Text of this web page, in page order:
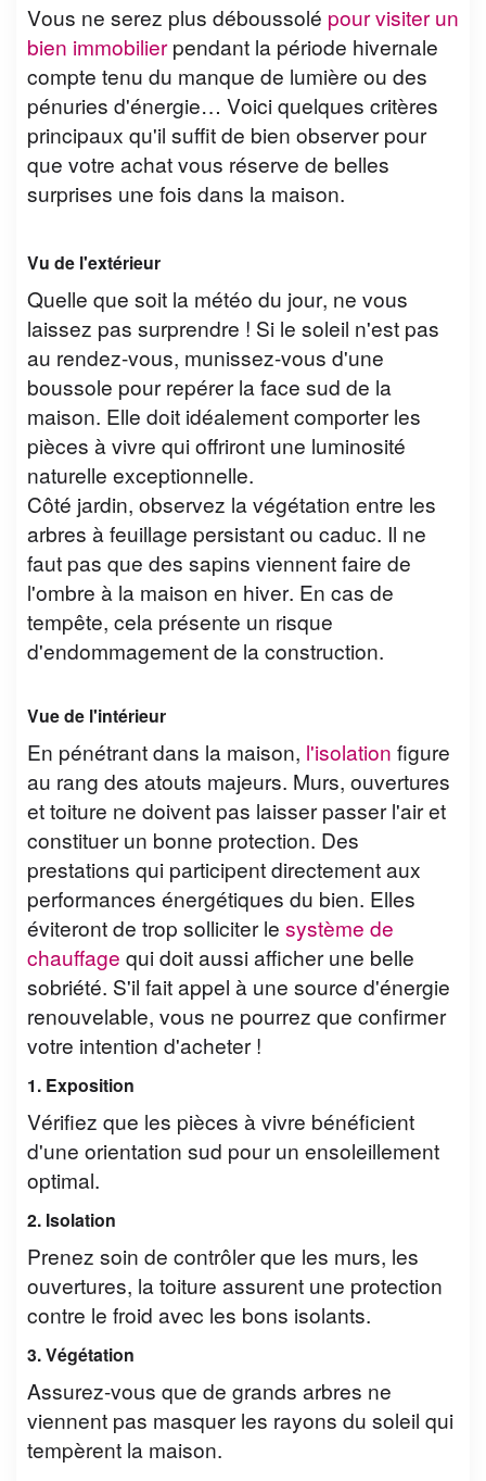
Vous ne serez plus déboussolé pour visiter un
bien immobilierpendant la période hivernale
compte tenu du manque de lumière ou des
pénuries d'énergie… Voici quelques critères
principaux qu'il suffit de bien observer pour
que votre achat vous réserve de belles
surprises une fois dans la maison.
Vu de l'extérieur
Quelle que soit la météo du jour, ne vous
laissez pas surprendre ! Si le soleil n'est pas
au rendez-vous, munissez-vous d'une
boussole pour repérer la face sud de la
maison. Elle doit idéalement comporter les
pièces à vivre qui offriront une luminosité
naturelle exceptionnelle.
Côté jardin, observez la végétation entre les
arbres à feuillage persistant ou caduc. Il ne
faut pas que des sapins viennent faire de
l'ombre à la maison en hiver. En cas de
tempête, cela présente un risque
d'endommagement de la construction.
Vue de l'intérieur
En pénétrant dans la maison, l'isolation figure
au rang des atouts majeurs. Murs, ouvertures
et toiture ne doivent pas laisser passer l'air et
constituer un bonne protection. Des
prestations qui participent directement aux
performances énergétiques du bien. Elles
éviteront de trop solliciter le système de
chauffage qui doit aussi afficher une belle
sobriété. S'il fait appel à une source d'énergie
renouvelable, vous ne pourrez que confirmer
votre intention d'acheter !
1. Exposition
Vérifiez que les pièces à vivre bénéficient
d'une orientation sud pour un ensoleillement
optimal.
2. Isolation
Prenez soin de contrôler que les murs, les
ouvertures, la toiture assurent une protection
contre le froid avec les bons isolants.
3. Végétation
Assurez-vous que de grands arbres ne
viennent pas masquer les rayons du soleil qui
tempèrent la maison.